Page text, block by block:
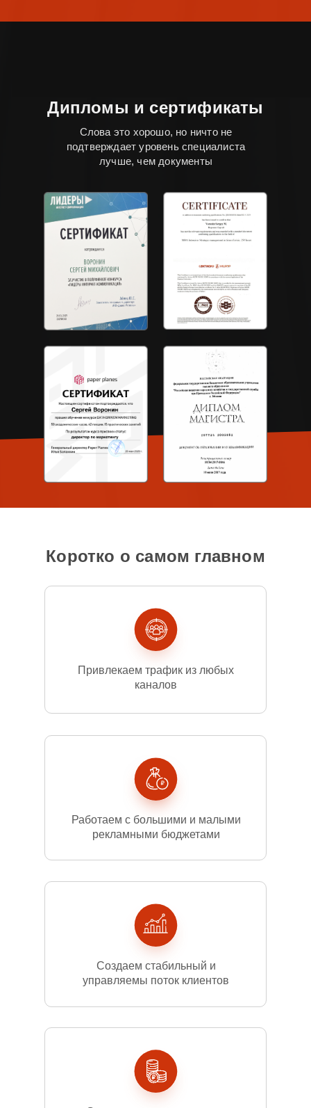
Дипломы и сертификаты
Слова это хорошо, но ничто не
подтверждает уровень специалиста
лучше, чем документы
Коротко о самом главном
Привлекаем трафик из любых
каналов
Работаем с большими и малыми
рекламными бюджетами
Создаем стабильный и
управляемы поток клиентов